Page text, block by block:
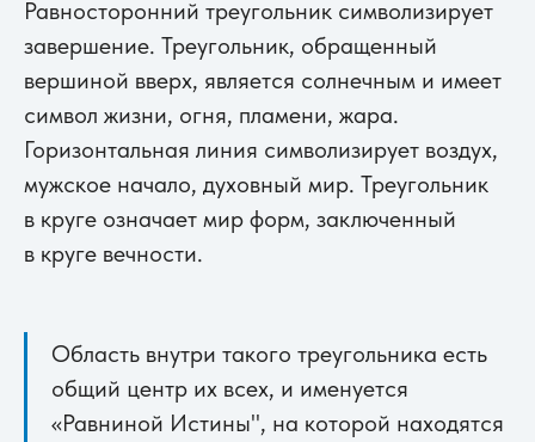
Равносторонний треугольник символизирует
завершение. Треугольник, обращенный
вершиной вверх, является солнечным и имеет
символ жизни, огня, пламени, жара.
Горизонтальная линия символизирует воздух,
мужское начало, духовный мир. Треугольник
в круге означает мир форм, заключенный
в круге вечности.
Область внутри такого треугольника есть
общий центр их всех, и именуется
«Равниной Истины", на которой находятся